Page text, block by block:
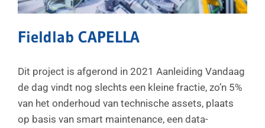
Fieldlab CAPELLA
Dit project is afgerond in 2021 Aanleiding Vandaag
de dag vindt nog slechts een kleine fractie, zo’n 5%
van het onderhoud van technische assets, plaats
op basis van smart maintenance, een data-